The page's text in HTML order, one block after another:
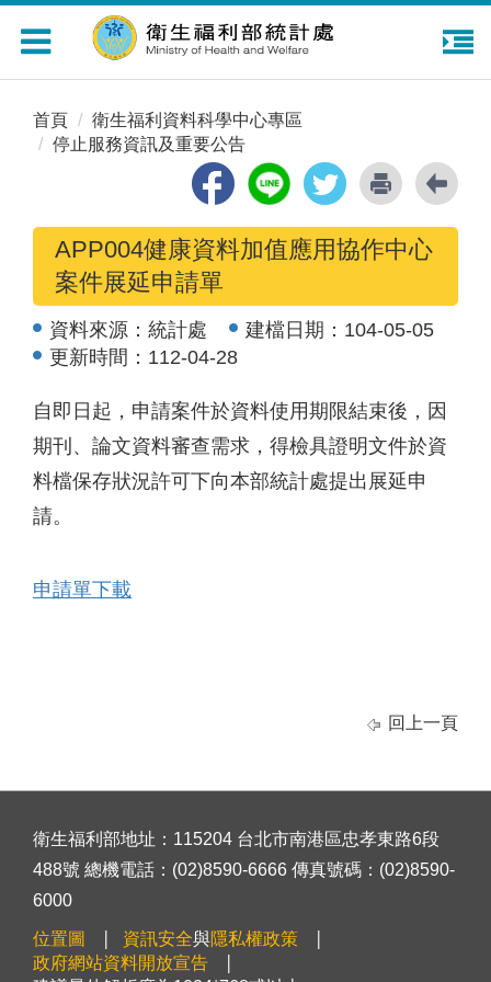
Toggle
navigation
首頁
衛生福利資料科學中心專區
停止服務資訊及重要公告
APP004健康資料加值應用協作中心
案件展延申請單
資料來源： 統計處 建檔日期： 104-05-05
更新時間： 112-04-28
自即日起，申請案件於資料使用期限結束後，因
期刊、論文資料審查需求，得檢具證明文件於資
料檔保存狀況許可下向本部統計處提出展延申
請。
申請單下載
回上一頁
衛生福利部地址：115204 台北市南港區忠孝東路6段
488號 總機電話：(02)8590-6666 傳真號碼：(02)8590-
6000
位置圖 資訊安全與隱私權政策
政府網站資料開放宣告